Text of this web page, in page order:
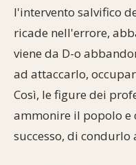
l'intervento salvifico
ricade nell'errore,
viene da D-o
ad attaccarlo,
Così, le figure dei
ammonire il popolo e
successo, di condurlo